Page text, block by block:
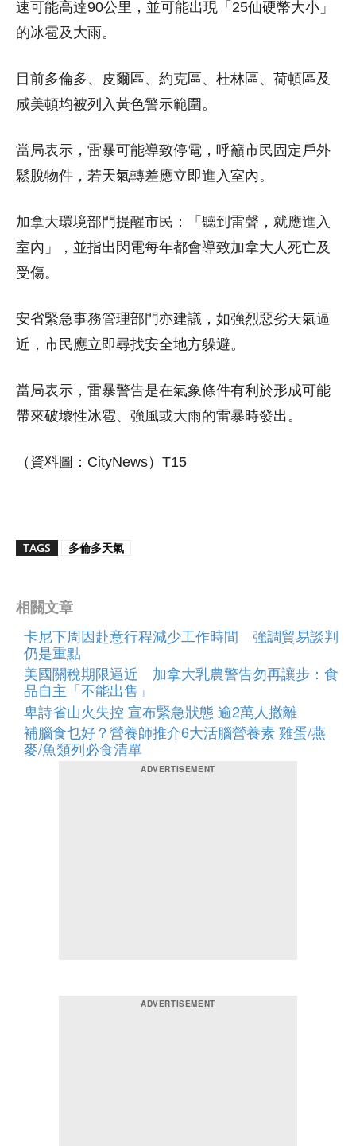
速可能高達90公里，並可能出現「25仙硬幣大小」
的冰雹及大雨。
目前多倫多、皮爾區、約克區、杜林區、荷頓區及
咸美頓均被列入黃色警示範圍。
當局表示，雷暴可能導致停電，呼籲市民固定戶外
鬆脫物件，若天氣轉差應立即進入室內。
加拿大環境部門提醒市民：「聽到雷聲，就應進入
室內」，並指出閃電每年都會導致加拿大人死亡及
受傷。
安省緊急事務管理部門亦建議，如強烈惡劣天氣逼
近，市民應立即尋找安全地方躲避。
當局表示，雷暴警告是在氣象條件有利於形成可能
帶來破壞性冰雹、強風或大雨的雷暴時發出。
（資料圖：CityNews）T15
TAGS 多倫多天氣
相關文章
卡尼下周因赴意行程減少工作時間 強調貿易談判
仍是重點
美國關稅期限逼近 加拿大乳農警告勿再讓步：食
品自主「不能出售」
卑詩省山火失控 宣布緊急狀態 逾2萬人撤離
補腦食乜好？營養師推介6大活腦營養素 雞蛋/燕
麥/魚類列必食清單